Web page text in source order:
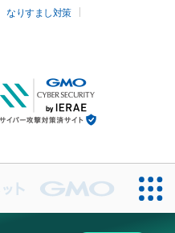
なりすまし対策